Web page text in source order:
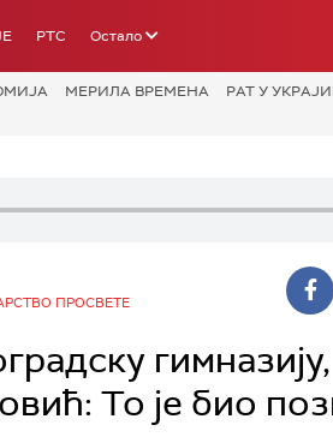
РТС Остало
МЕРИЛА ВРЕМЕНА РАТ У
ПРОСВЕТЕ
То је био